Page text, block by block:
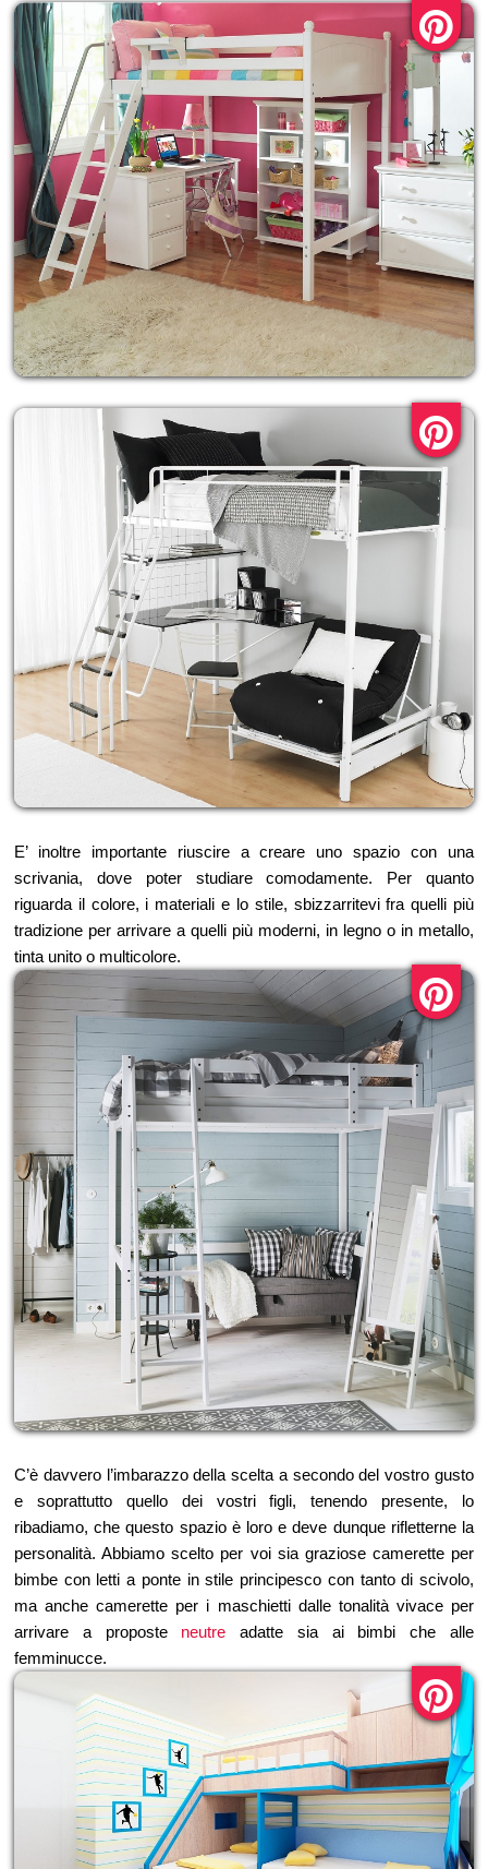
E’ inoltre importante riuscire a creare uno spazio con una
scrivania, dove poter studiare comodamente. Per quanto
riguarda il colore, i materiali e lo stile, sbizzarritevi fra quelli più
tradizione per arrivare a quelli più moderni, in legno o in metallo,
tinta unito o multicolore.
C’è davvero l’imbarazzo della scelta a secondo del vostro gusto
e soprattutto quello dei vostri figli, tenendo presente, lo
ribadiamo, che questo spazio è loro e deve dunque rifletterne la
personalità. Abbiamo scelto per voi sia graziose camerette per
bimbe con letti a ponte in stile principesco con tanto di scivolo,
ma anche camerette per i maschietti dalle tonalità vivace per
arrivare a proposte neutre adatte sia ai bimbi che alle
femminucce.